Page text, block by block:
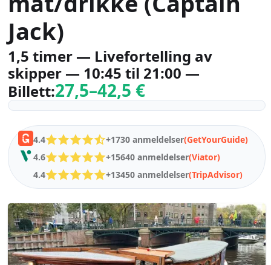
Jack)
1,5 timer — Livefortelling av
skipper — 10:45 til 21:00 —
Billett:27,5–42,5 €
+1730 anmeldelser(GetYourGuide)
4.4
+15640 anmeldelser(Viator)
4.6
+13450 anmeldelser(TripAdvisor)
4.4